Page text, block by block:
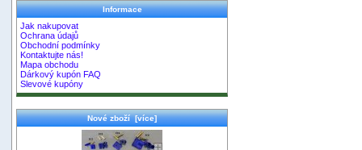
Informace
Jak nakupovat
Ochrana údajů
Obchodní podmínky
Kontaktujte nás!
Mapa obchodu
Dárkový kupón FAQ
Slevové kupóny
Nové zboží [více]